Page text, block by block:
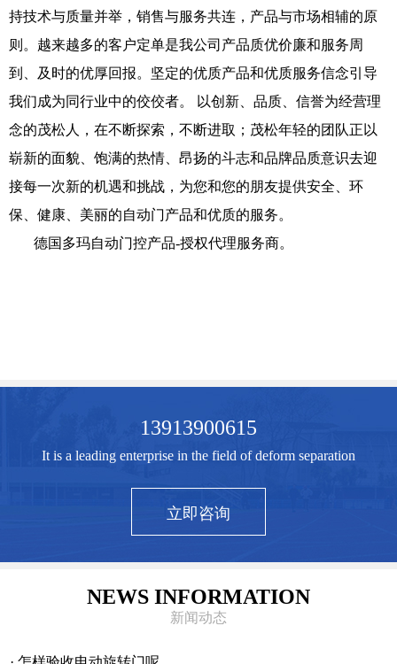
持技术与质量并举，销售与服务共连，产品与市场相辅的原
则。越来越多的客户定单是我公司产品质优价廉和服务周
到、及时的优厚回报。坚定的优质产品和优质服务信念引导
我们成为同行业中的佼佼者。 以创新、品质、信誉为经营理
念的茂松人，在不断探索，不断进取；茂松年轻的团队正以
崭新的面貌、饱满的热情、昂扬的斗志和品牌品质意识去迎
接每一次新的机遇和挑战，为您和您的朋友提供安全、环
保、健康、美丽的自动门产品和优质的服务。
德国多玛自动门控产品-授权代理服务商。
13913900615
It is a leading enterprise in the field of deform separation
立即咨询
NEWS INFORMATION
新闻动态